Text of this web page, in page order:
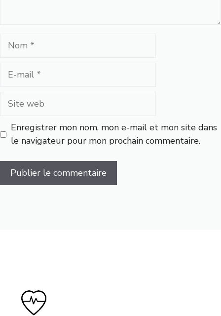
Nom
Site
Enregistrer mon nom, mon e-mail et mon site dans
le navigateur pour mon prochain commentaire.